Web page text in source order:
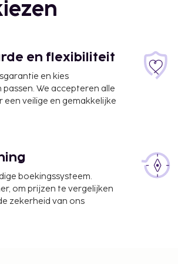
La Real) - 17,5 km
een
café van dit hotel.
en flexibiliteit
en kies
We accepteren alle
veilige en gemakkelijke
boekingssysteem.
om prijzen te vergelijken
zekerheid van ons